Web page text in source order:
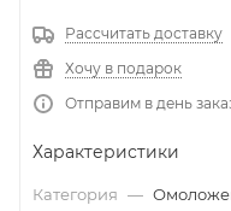
Рассчитать доставку
Хочу в подарок
Отправим в день
Характеристики
Категория —